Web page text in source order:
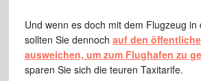
Und wenn es doch mit dem Flugzeug in
sollten Sie dennoch auf den
ausweichen, um zum Flughafen zu
sparen Sie sich die teuren Taxitarife.